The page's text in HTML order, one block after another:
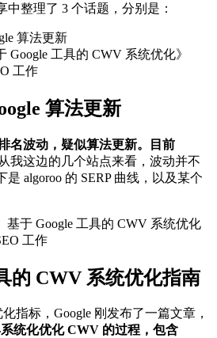
中整理了 3 个话题，分别是：
算法更新
Google 工具的 CWV 系统优化》
工作
算法更新
名波动，疑似算法更新。目前
我这边的几个站点来看，波动并不
是 algoroo 的 SERP 曲线，以及某个
的 CWV 系统优化指南
指标，Google 刚发布了一篇文章，
统化优化 CWV 的过程，包含